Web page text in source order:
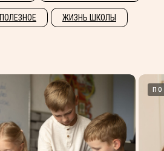
ПОЛЕЗНОЕ ЖИЗНЬ ШКОЛЫ